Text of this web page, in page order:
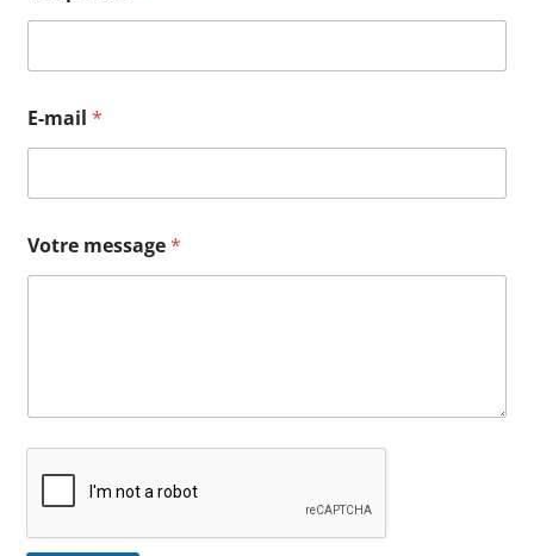
E-mail*
Votre message*